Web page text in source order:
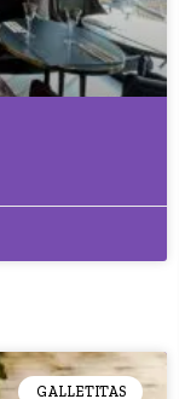
GALLETITAS